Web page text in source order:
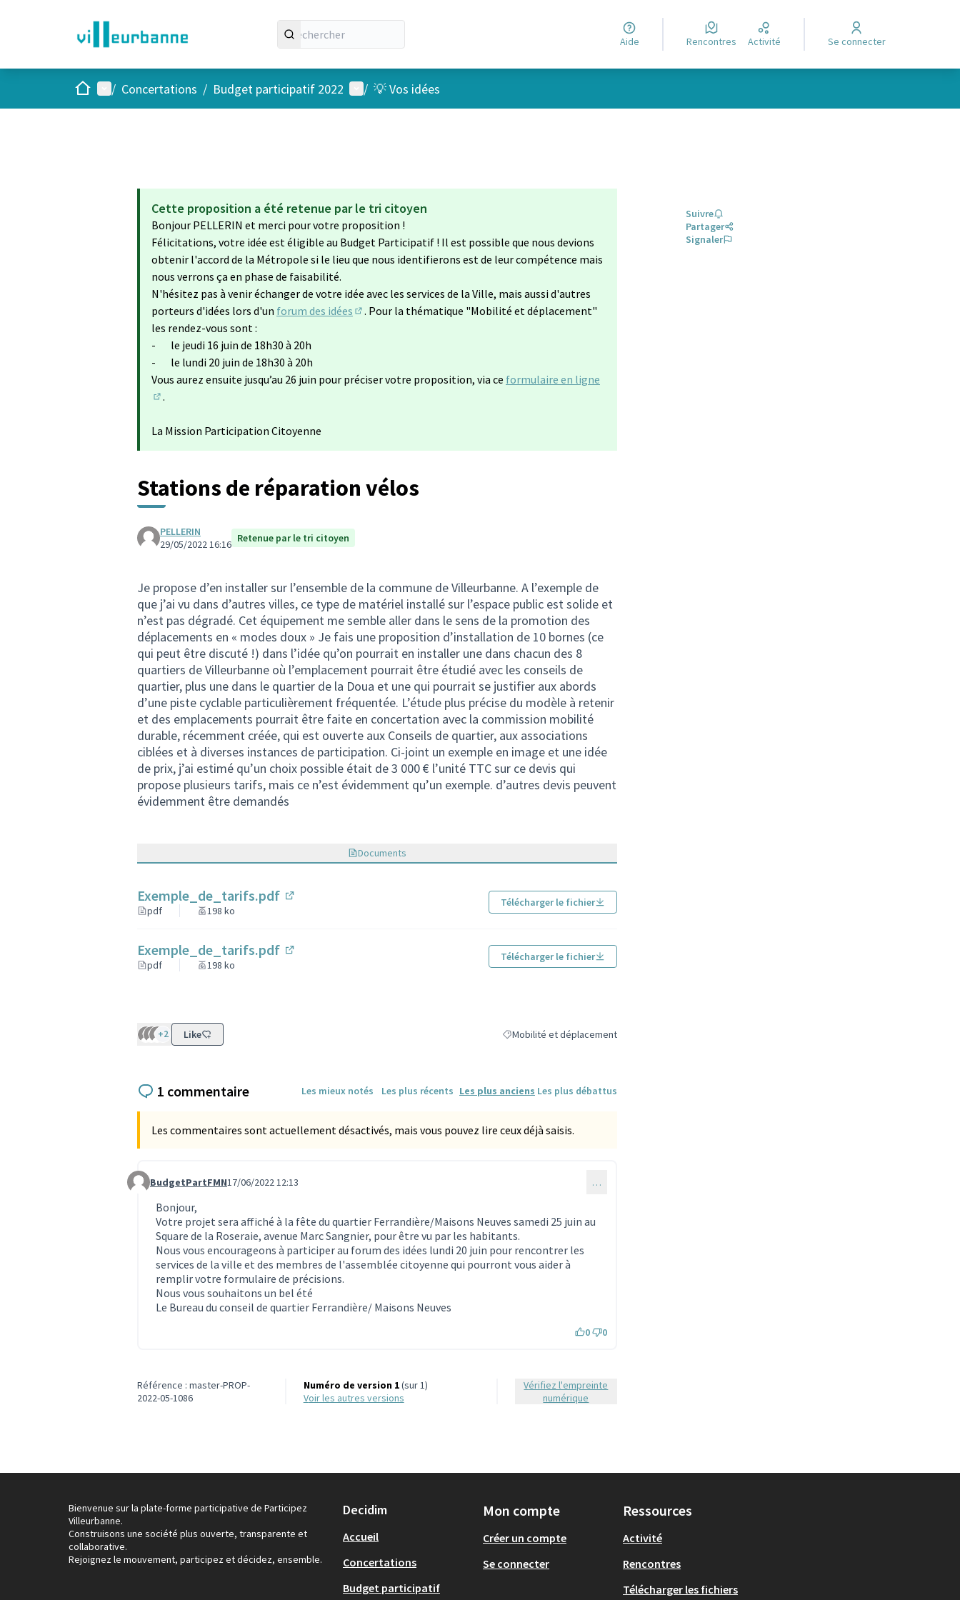
Aide Rencontres Activité Se connecter
AccueilMenu principal
/ Concertations / Budget participatif 2022 Menu utilisateur
/ 💡 Vos idées
Cette proposition a été retenue par le tri citoyen
Bonjour PELLERIN et merci pour votre proposition !
Félicitations, votre idée est éligible au Budget Participatif ! Il est possible que nous devions
obtenir l'accord de la Métropole si le lieu que nous identifierons est de leur compétence mais
nous verrons ça en phase de faisabilité.
N'hésitez pas à venir échanger de votre idée avec les services de la Ville, mais aussi d'autres
porteurs d'idées lors d'un forum des idées
. Pour la thématique "Mobilité et déplacement"
les rendez-vous sont :
- le jeudi 16 juin de 18h30 à 20h
- le lundi 20 juin de 18h30 à 20h
Vous aurez ensuite jusqu’au 26 juin pour préciser votre proposition, via ce formulaire en ligne
.
La Mission Participation Citoyenne
Stations de réparation vélos
PELLERIN
29/05/2022 16:16 Retenue par le tri citoyen
Je propose d’en installer sur l’ensemble de la commune de Villeurbanne. A l’exemple de
que j’ai vu dans d’autres villes, ce type de matériel installé sur l’espace public est solide et
n’est pas dégradé. Cet équipement me semble aller dans le sens de la promotion des
déplacements en « modes doux » Je fais une proposition d’installation de 10 bornes (ce
qui peut être discuté !) dans l’idée qu’on pourrait en installer une dans chacun des 8
quartiers de Villeurbanne où l’emplacement pourrait être étudié avec les conseils de
quartier, plus une dans le quartier de la Doua et une qui pourrait se justifier aux abords
d’une piste cyclable particulièrement fréquentée. L’étude plus précise du modèle à retenir
et des emplacements pourrait être faite en concertation avec la commission mobilité
durable, récemment créée, qui est ouverte aux Conseils de quartier, aux associations
ciblées et à diverses instances de participation. Ci-joint un exemple en image et une idée
de prix, j’ai estimé qu’un choix possible était de 3 000 € l’unité TTC sur ce devis qui
propose plusieurs tarifs, mais ce n’est évidemment qu’un exemple. d’autres devis peuvent
évidemment être demandés
Documents
Exemple_de_tarifs.pdf
pdf 198 ko
Télécharger le fichier
Exemple_de_tarifs.pdf
pdf 198 ko
Télécharger le fichier
+2 Like Filtrer les résultats de la catégorie : Mobilité et déplacement
Mobilité et déplacement
Suivre
Partager
Signaler
1 commentaire Les mieux notés Les plus récents Les plus anciens Les plus débattus
Les commentaires sont actuellement désactivés, mais vous pouvez lire ceux déjà saisis.
Commentaire 1819
BudgetPartFMN17/06/2022 12:13 …
Bonjour,
Votre projet sera affiché à la fête du quartier Ferrandière/Maisons Neuves samedi 25 juin au
Square de la Roseraie, avenue Marc Sangnier, pour être vu par les habitants.
Nous vous encourageons à participer au forum des idées lundi 20 juin pour rencontrer les
services de la ville et des membres de l'assemblée citoyenne qui pourront vous aider à
remplir votre formulaire de précisions.
Nous vous souhaitons un bel été
Le Bureau du conseil de quartier Ferrandière/ Maisons Neuves
0 0
Référence : master-PROP-
2022-05-1086
Numéro de version 1(sur 1)
voir les autres versions
Vérifiez l'empreinte
numérique
Bienvenue sur la plate-forme participative de Participez
Villeurbanne.
Construisons une société plus ouverte, transparente et
collaborative.
Rejoignez le mouvement, participez et décidez, ensemble.
Decidim
Accueil
Concertations
Budget participatif
Mon compte
Créer un compte
Se connecter
Ressources
Activité
Rencontres
Télécharger les fichiers